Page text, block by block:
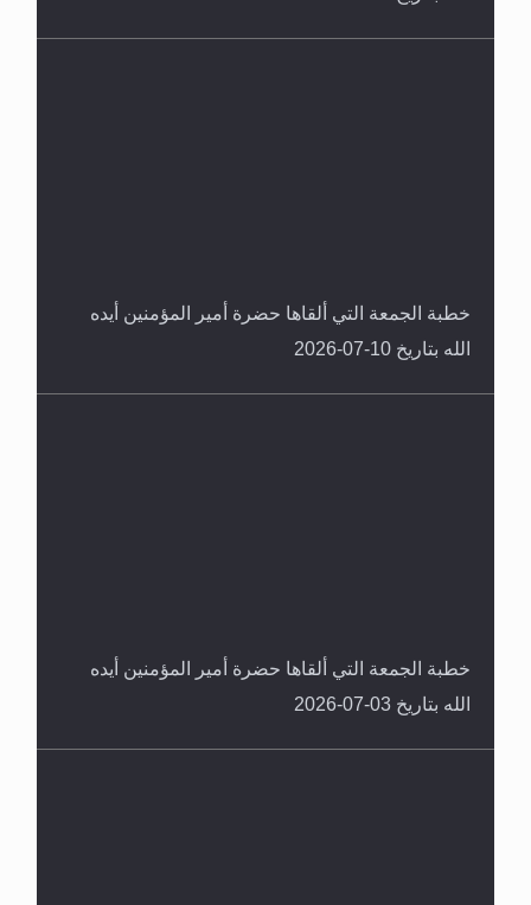
خطبة الجمعة التي ألقاها حضرة أمير المؤمنين أيده
الله بتاريخ 10-07-2026
خطبة الجمعة التي ألقاها حضرة أمير المؤمنين أيده
الله بتاريخ 03-07-2026